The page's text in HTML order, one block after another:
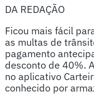
DA REDAÇÃO
Ficou mais fácil
as multas de
pagamento
desconto de 40%.
no aplicativo
conhecido por